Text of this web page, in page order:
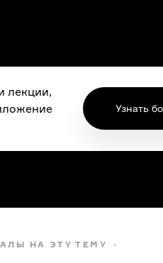
лекции,
Узнать
НА ЭТУ ТЕМУ